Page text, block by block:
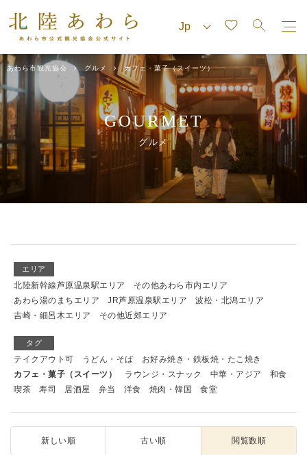
あわら市観光協会 グルメ カフェ・菓子（スイーツ）
GOURMET
グルメ
エリア
北陸新幹線芦原温泉駅エリア
その他あわら市内エリア
あわら湯のまちエリア
JR芦原温泉駅エリア
波松・北潟エリア
吉崎・細呂木エリア
その他近郊エリア
タグ
テイクアウト可 うどん・そば
お好み焼き・鉄板焼・たこ焼き
カフェ・菓子（スイーツ）
ラウンジ・スナック 中華・アジア
和食
喫茶
寿司 居酒屋 弁当 洋食 焼肉・韓国 食堂
新しい順 古い順 閲覧数順